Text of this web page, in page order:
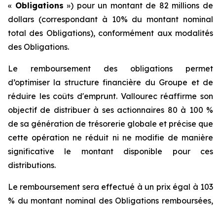
« Obligations ») pour un montant de 82 millions de
dollars (correspondant à 10% du montant nominal
total des Obligations), conformément aux modalités
des Obligations.
Le remboursement des obligations permet
d’optimiser la structure financière du Groupe et de
réduire les coûts d'emprunt. Vallourec réaffirme son
objectif de distribuer à ses actionnaires 80 à 100 %
de sa génération de trésorerie globale et précise que
cette opération ne réduit ni ne modifie de manière
significative le montant disponible pour ces
distributions.
Le remboursement sera effectué à un prix égal à 103
% du montant nominal des Obligations remboursées,